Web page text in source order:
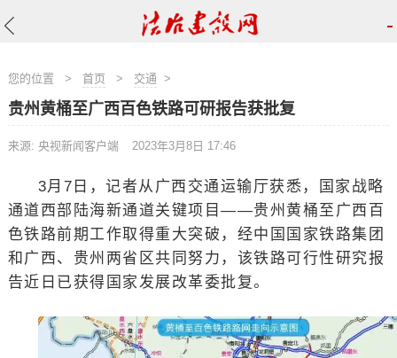
-
您的位置 > 首页 > 交通 >
贵州黄桶至广西百色铁路可研报告获批复
来源: 央视新闻客户端 2023年3月8日 17:46
3月7日，记者从广西交通运输厅获悉，国家战略
通道西部陆海新通道关键项目——贵州黄桶至广西百
色铁路前期工作取得重大突破，经中国国家铁路集团
和广西、贵州两省区共同努力，该铁路可行性研究报
告近日已获得国家发展改革委批复。